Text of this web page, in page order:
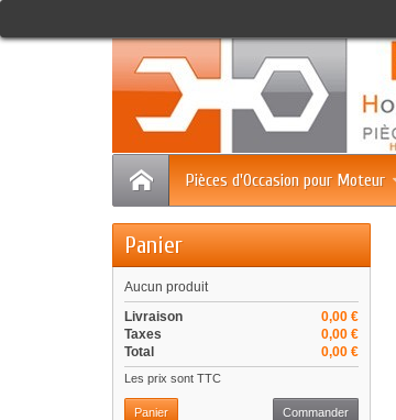
Pièces d'Occasion pour Moteur
Panier
Aucun produit
0,00 €
Livraison
0,00 €
Taxes
0,00 €
Total
Les prix sont TTC
Panier Commander